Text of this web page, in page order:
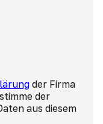
der Firma
der
aus diesem